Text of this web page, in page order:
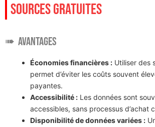
SOURCES GRATUITES
Avantages
Économies financières : Utiliser des
permet d’éviter les coûts souvent
payantes.
Accessibilité : Les données sont
accessibles, sans processus d’achat
Disponibilité de données variées :